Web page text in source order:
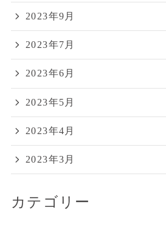
2023年9月
2023年7月
2023年6月
2023年5月
2023年4月
2023年3月
カテゴリー